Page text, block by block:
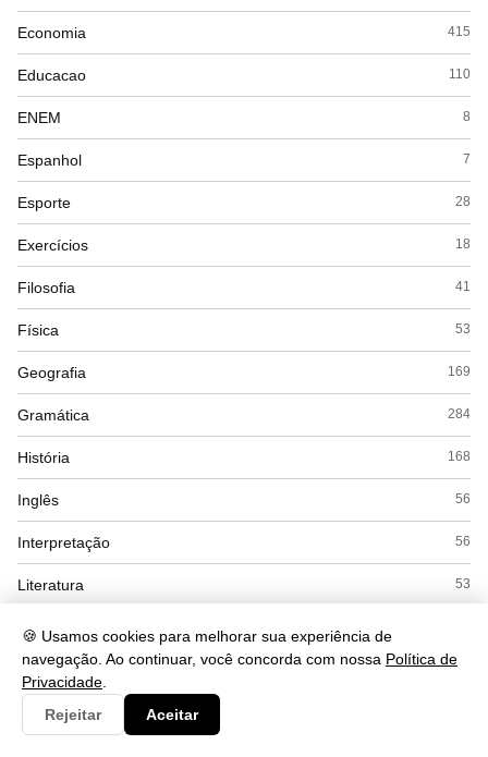
🍪 Usamos cookies para melhorar sua experiência de
navegação. Ao continuar, você concorda com nossa Política de
Privacidade
Rejeitar
Aceitar
Economia 415
Educacao 110
ENEM 8
Espanhol 7
Esporte 28
Exercícios 18
Filosofia 41
Física 53
Geografia 169
Gramática 284
História 168
Inglês 56
Interpretação 56
Literatura 53
Matemática
Politica 22
Química